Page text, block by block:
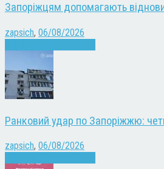
Запоріжцям допомагають
zapsich, 06/08/2026
Ранковий удар по Запоріжжю:
zapsich, 06/08/2026